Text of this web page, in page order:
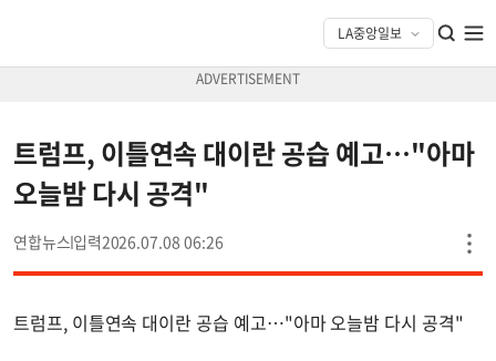
트럼프, 이틀연속 대이란 공습 예고…"아마
오늘밤 다시 공격"
연합뉴스 2026.07.08 06:26
트럼프, 이틀연속 대이란 공습 예고…"아마 오늘밤 다시 공격"